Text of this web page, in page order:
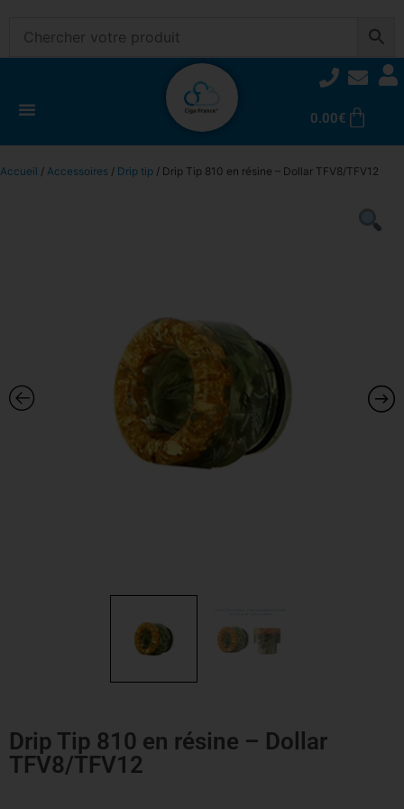
0.00€
Accueil / Accessoires / Drip tip / Drip Tip 810 en résine – Dollar TFV8/TFV12
Drip Tip 810 en résine – Dollar
TFV8/TFV12